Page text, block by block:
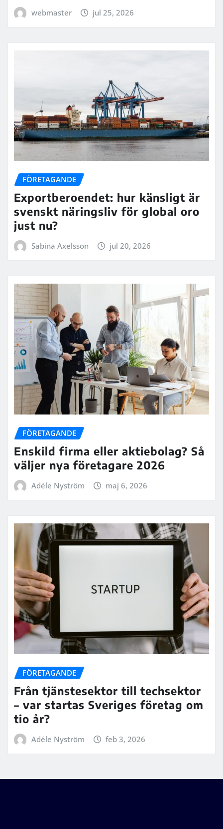
webmaster jul 25, 2026
FÖRETAGANDE
Exportberoendet: hur känsligt är
svenskt näringsliv för global oro
just nu?
Sabina Axelsson jul 20, 2026
FÖRETAGANDE
Enskild firma eller aktiebolag? Så
väljer nya företagare 2026
Adéle Nyström maj 6, 2026
FÖRETAGANDE
Från tjänstesektor till techsektor
– var startas Sveriges företag om
tio år?
Adéle Nyström feb 3, 2026